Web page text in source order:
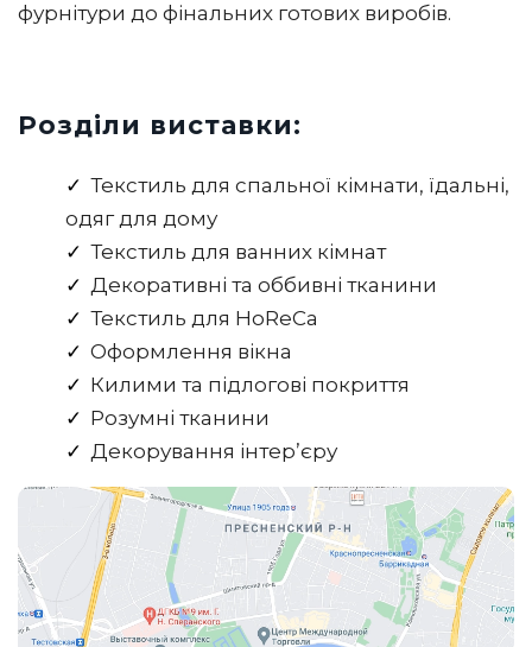
фурнітури до фінальних готових виробів.
Розділи виставки:
Текстиль для спальної кімнати, їдальні,
одяг для дому
Текстиль для ванних кімнат
Декоративні та оббивні тканини
Текстиль для HoReCa
Оформлення вікна
Килими та підлогові покриття
Розумні тканини
Декорування інтер’єру